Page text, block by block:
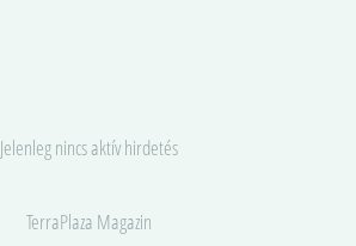
Jelenleg nincs aktív hirdetés
TerraPlaza Magazin